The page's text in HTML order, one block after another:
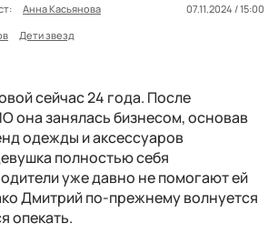
Анна Касьянова
07.11.2024 / 15:00
Дети звезд
сейчас 24 года. После
она занялась бизнесом, основав
одежды и аксессуаров
полностью себя
уже давно не помогают ей
Дмитрий по-прежнему волнуется
опекать.